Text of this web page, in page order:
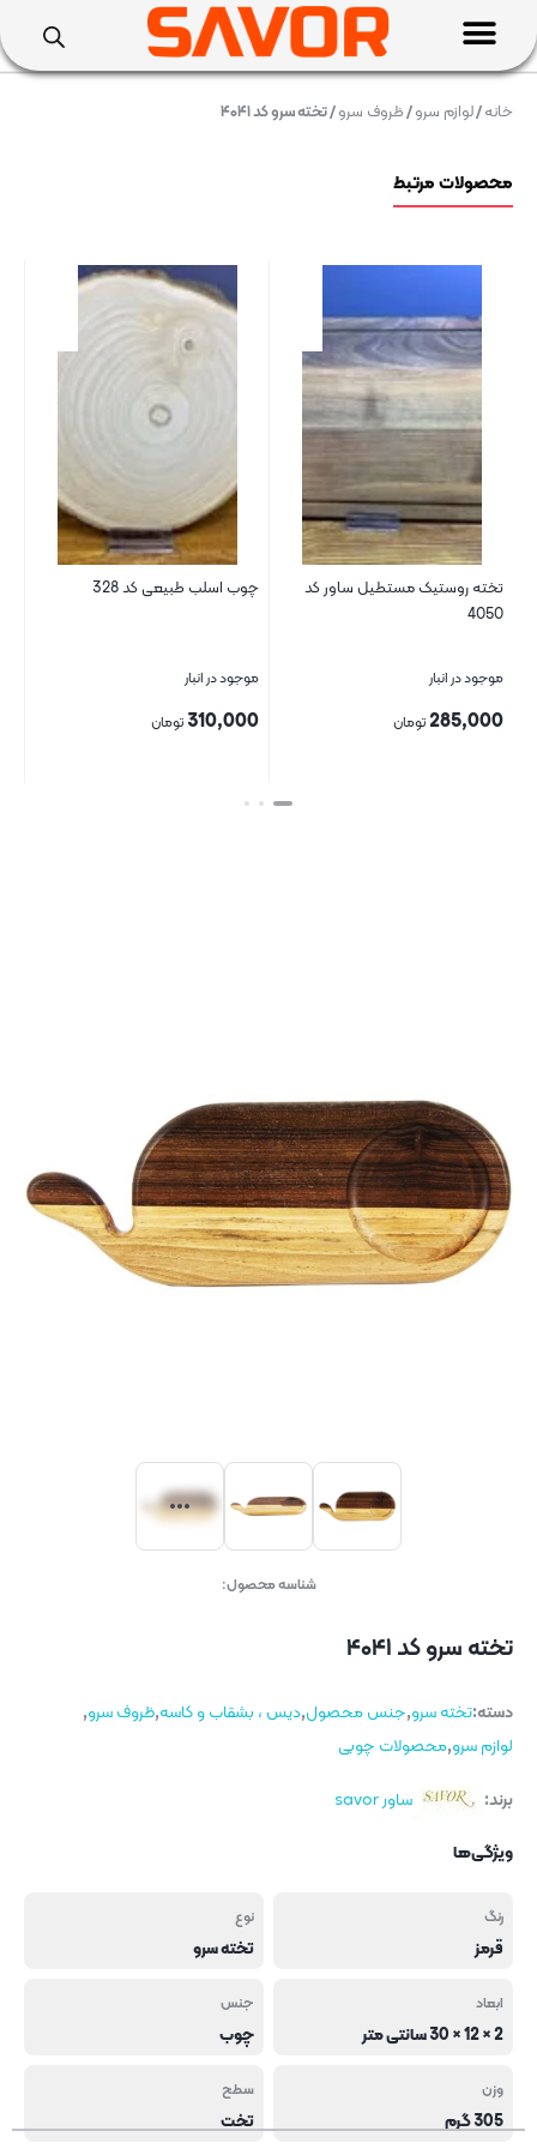
خانه/لوازم سرو/ظروف سرو/ تخته سرو کد ۴۰۴۱
محصولات مرتبط
تخته روستیک مستطیل ساور کد
4050
موجود در انبار
285,000 تومان
چوب اسلب طبیعی کد 328
موجود در انبار
310,000 تومان
بستن
شناسه محصول:
تخته سرو کد ۴۰۴۱
دسته:تخته سرو,جنس محصول,دیس ، بشقاب و کاسه,ظروف سرو,
لوازم سرو,محصولات چوبی
برند:
ساور savor
ویژگی‌ها
رنگ
قرمز
نوع
تخته سرو
ابعاد
2 × 12 × 30 سانتی متر
جنس
چوب
وزن
305 گرم
سطح
تخت